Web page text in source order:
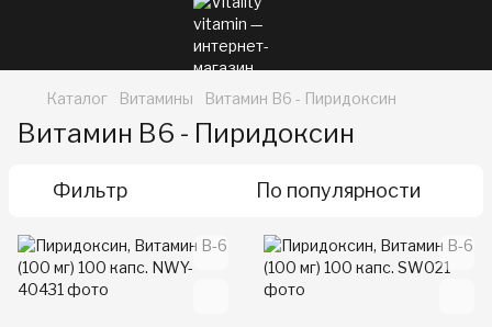
Каталог Витамины Витамин B6 - Пиридоксин
Витамин B6 - Пиридоксин
Фильтр По популярности